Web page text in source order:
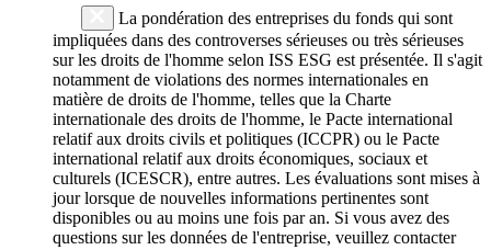
La pondération des entreprises du fonds qui sont
impliquées dans des controverses sérieuses ou très sérieuses
sur les droits de l'homme selon ISS ESG est présentée. Il s'agit
notamment de violations des normes internationales en
matière de droits de l'homme, telles que la Charte
internationale des droits de l'homme, le Pacte international
relatif aux droits civils et politiques (ICCPR) ou le Pacte
international relatif aux droits économiques, sociaux et
culturels (ICESCR), entre autres. Les évaluations sont mises à
jour lorsque de nouvelles informations pertinentes sont
disponibles ou au moins une fois par an. Si vous avez des
questions sur les données de l'entreprise, veuillez contacter